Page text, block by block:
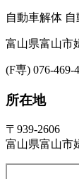
自動車解体
富山県富山市
(F専) 076-469-
所在地
〒939-2606
富山県富山市